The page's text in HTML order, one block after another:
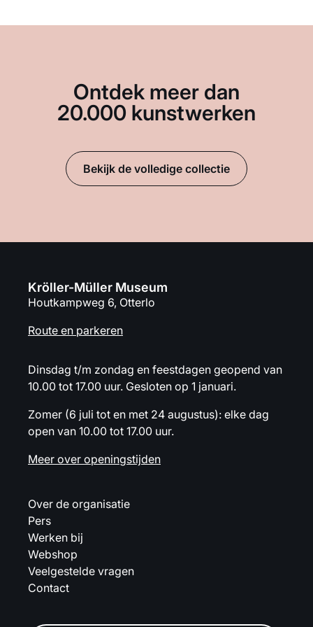
Ontdek meer dan
20.000 kunstwerken
Bekijk de volledige collectie
Kröller-Müller Museum
Houtkampweg 6, Otterlo
Route en parkeren
Dinsdag t/m zondag en feestdagen geopend van
10.00 tot 17.00 uur. Gesloten op 1 januari.
Zomer (6 juli tot en met 24 augustus): elke dag
open van 10.00 tot 17.00 uur.
Meer over openingstijden
Over de organisatie
Pers
Werken bij
Webshop
Veelgestelde vragen
Contact